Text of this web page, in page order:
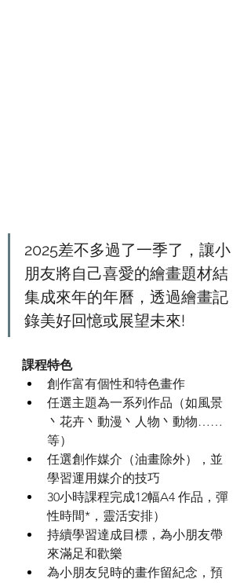
2025差不多過了一季了，讓小
朋友將自己喜愛的繪畫題材結
集成來年的年曆，透過繪畫記
錄美好回憶或展望未來!
課程特色
創作富有個性和特色畫作
任選主題為一系列作品（如風景
丶花卉丶動漫丶人物丶動物……
等）
任選創作媒介（油畫除外），並
學習運用媒介的技巧
30小時課程完成12幅A4 作品，彈
性時間*，靈活安排）
持續學習達成目標，為小朋友帶
來滿足和歡樂
為小朋友兒時的畫作留紀念，預